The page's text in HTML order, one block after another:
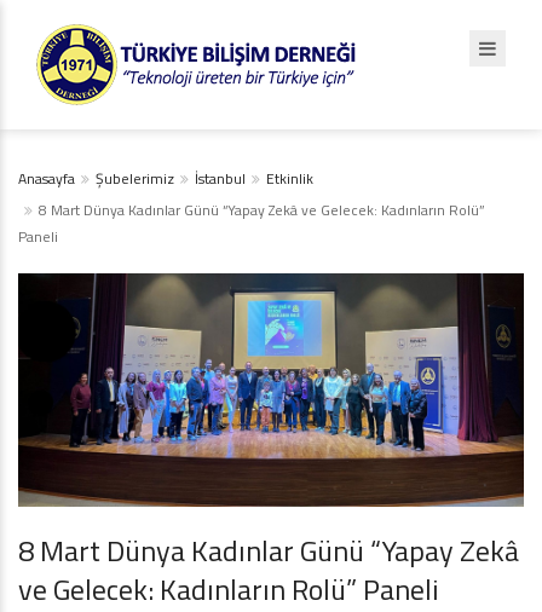
Anasayfa Şubelerimiz İstanbul
Etkinlik
8 Mart Dünya Kadınlar Günü “Yapay Zekâ ve Gelecek: Kadınların Rolü”
Paneli
8 Mart Dünya Kadınlar Günü “Yapay Zekâ
ve Gelecek: Kadınların Rolü” Paneli